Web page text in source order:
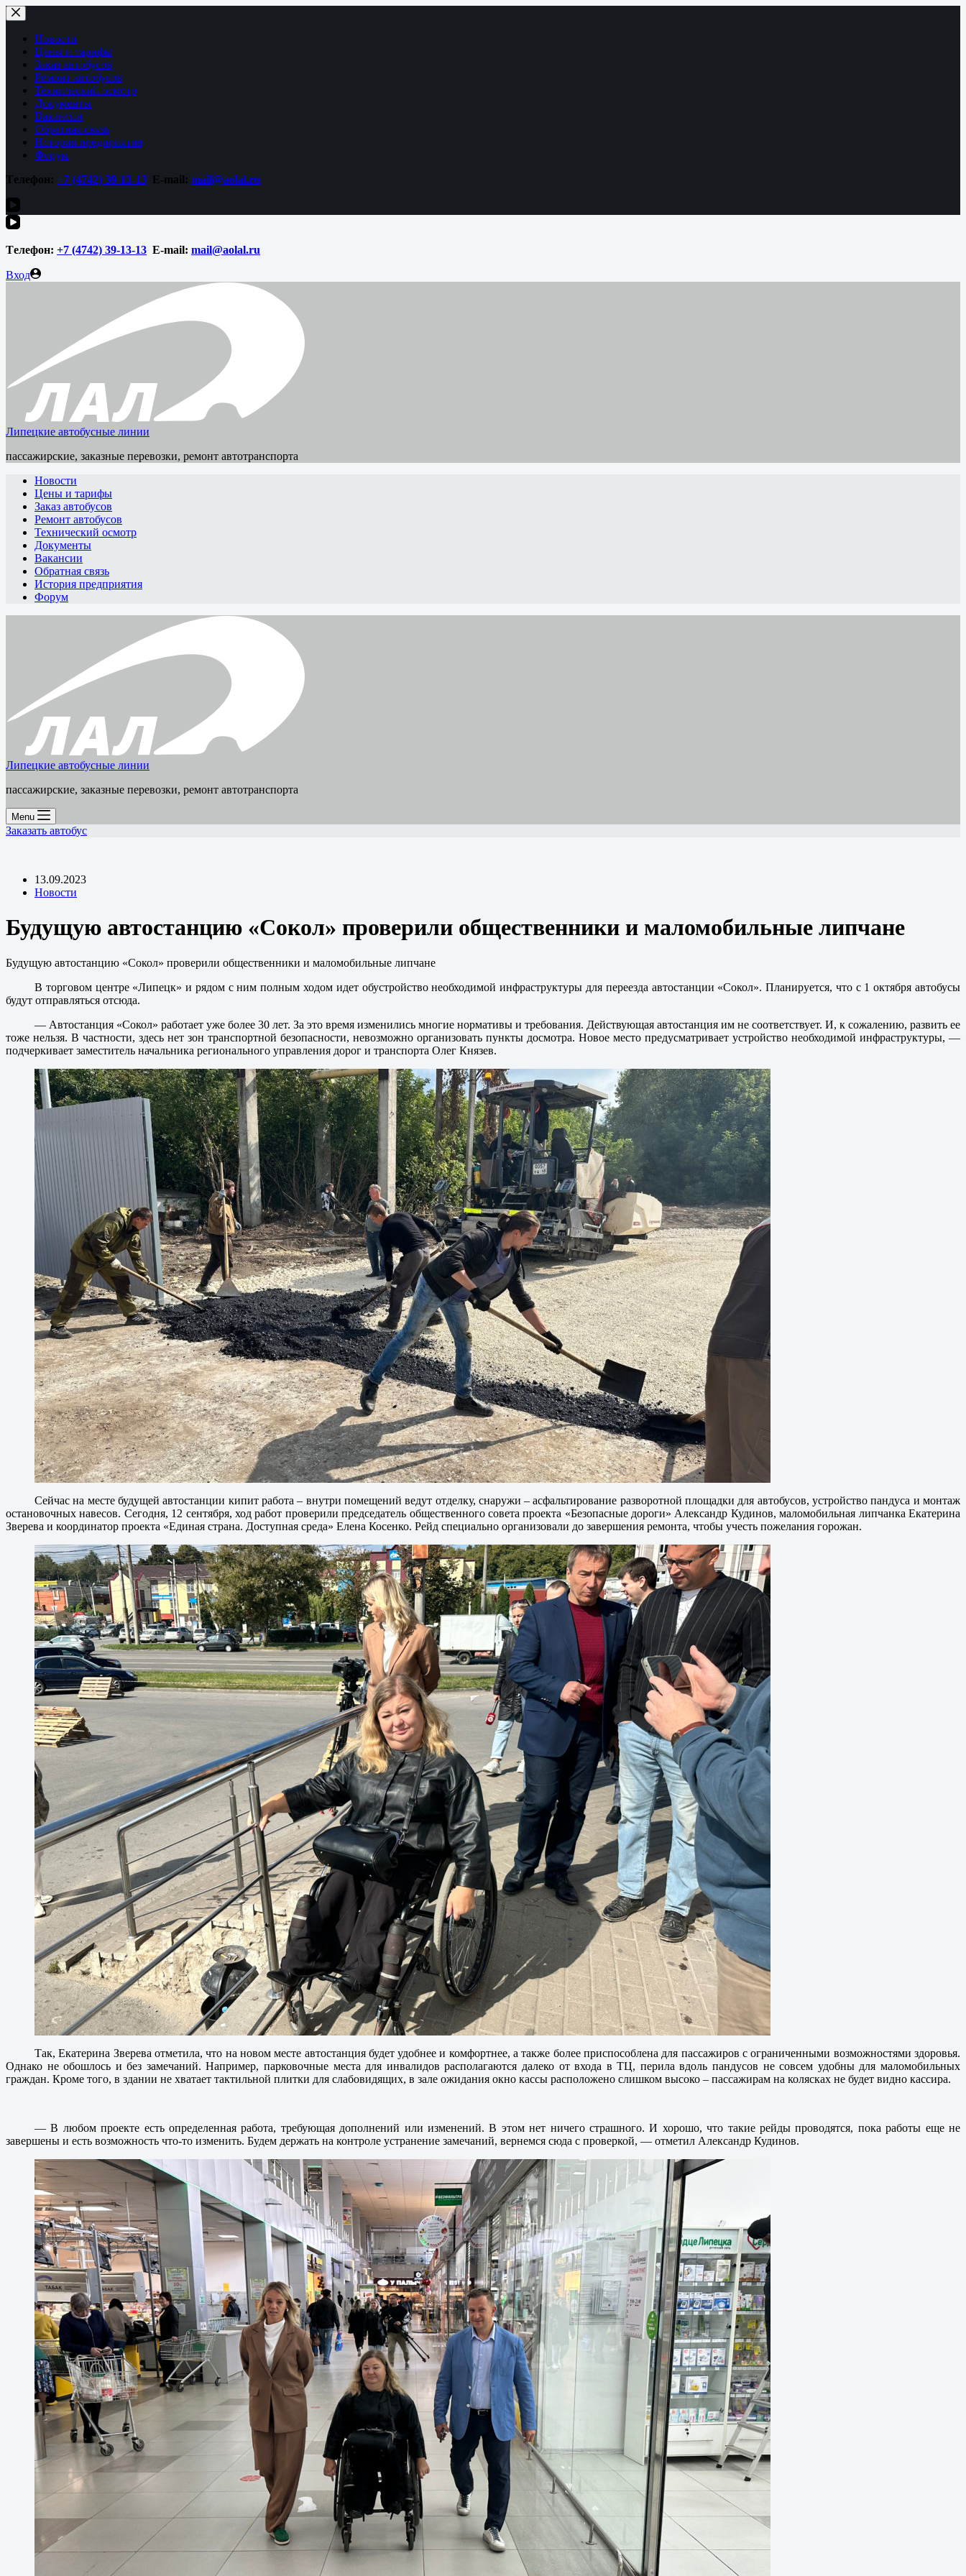
Перейти
к
сути
Новости
Цены и тарифы
Заказ автобусов
Ремонт автобусов
Технический осмотр
Документы
Вакансии
Обратная связь
История предприятия
Форум
Tелефон: +7 (4742) 39-13-13 E-mail: mail@aolal.ru
Tелефон: +7 (4742) 39-13-13 E-mail: mail@aolal.ru
Вход
Липецкие автобусные линии
пассажирские, заказные перевозки, ремонт автотранспорта
Новости
Цены и тарифы
Заказ автобусов
Ремонт автобусов
Технический осмотр
Документы
Вакансии
Обратная связь
История предприятия
Форум
Липецкие автобусные линии
пассажирские, заказные перевозки, ремонт автотранспорта
Menu
Заказать автобус
13.09.2023
Новости
Будущую автостанцию «Сокол» проверили общественники и маломобильные липчане
Будущую автостанцию «Сокол» проверили общественники и маломобильные липчане
В торговом центре «Липецк» и рядом с ним полным ходом идет обустройство необходимой инфраструктуры для переезда автостанции «Сокол». Планируется, что с 1 октября автобусы
будут отправляться отсюда.
— Автостанция «Сокол» работает уже более 30 лет. За это время изменились многие нормативы и требования. Действующая автостанция им не соответствует. И, к сожалению, развить ее
тоже нельзя. В частности, здесь нет зон транспортной безопасности, невозможно организовать пункты досмотра. Новое место предусматривает устройство необходимой инфраструктуры, —
подчеркивает заместитель начальника регионального управления дорог и транспорта Олег Князев.
Сейчас на месте будущей автостанции кипит работа – внутри помещений ведут отделку, снаружи – асфальтирование разворотной площадки для автобусов, устройство пандуса и монтаж
остановочных навесов. Сегодня, 12 сентября, ход работ проверили председатель общественного совета проекта «Безопасные дороги» Александр Кудинов, маломобильная липчанка Екатерина
Зверева и координатор проекта «Единая страна. Доступная среда» Елена Косенко. Рейд специально организовали до завершения ремонта, чтобы учесть пожелания горожан.
Так, Екатерина Зверева отметила, что на новом месте автостанция будет удобнее и комфортнее, а также более приспособлена для пассажиров с ограниченными возможностями здоровья.
Однако не обошлось и без замечаний. Например, парковочные места для инвалидов располагаются далеко от входа в ТЦ, перила вдоль пандусов не совсем удобны для маломобильных
граждан. Кроме того, в здании не хватает тактильной плитки для слабовидящих, в зале ожидания окно кассы расположено слишком высоко – пассажирам на колясках не будет видно кассира.
— В любом проекте есть определенная работа, требующая дополнений или изменений. В этом нет ничего страшного. И хорошо, что такие рейды проводятся, пока работы еще не
завершены и есть возможность что-то изменить. Будем держать на контроле устранение замечаний, вернемся сюда с проверкой, — отметил Александр Кудинов.